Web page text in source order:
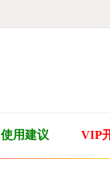
使用建议 VIP